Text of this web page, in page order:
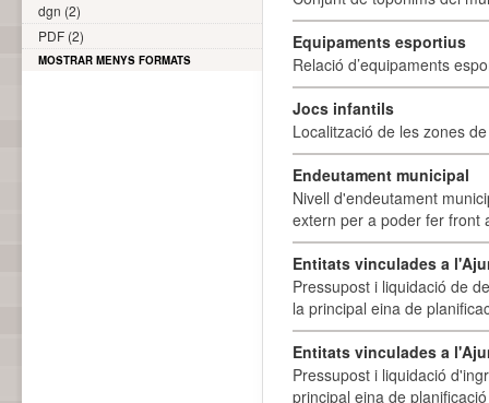
Equipaments esportius
Relació d’equipaments
Jocs infantils
Localització de les zones
Endeutament municipal
Nivell d'endeutament
extern per a poder fer front
Entitats vinculades a
Pressupost i liquidació de
la principal eina de
Entitats vinculades a
Pressupost i liquidació
principal eina de
dgn (2)
PDF (2)
MOSTRAR MENYS FORMATS